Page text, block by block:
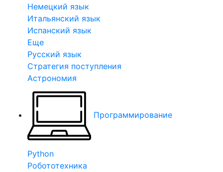
Немецкий язык
Итальянский язык
Испанский язык
Еще
Русский язык
Стратегия поступления
Астрономия
Программирование
Python
Робототехника